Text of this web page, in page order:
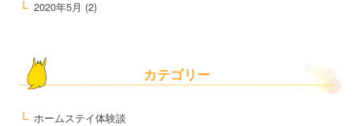
2020年5月 (2)
カテゴリー
ホームステイ体験談